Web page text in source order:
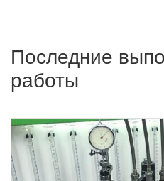
Последние
работы